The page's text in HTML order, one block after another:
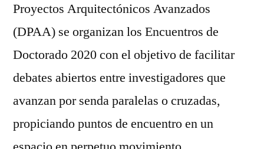
Proyectos Arquitectónicos Avanzados
(DPAA) se organizan los Encuentros de
Doctorado 2020 con el objetivo de facilitar
debates abiertos entre investigadores que
avanzan por senda paralelas o cruzadas,
propiciando puntos de encuentro en un